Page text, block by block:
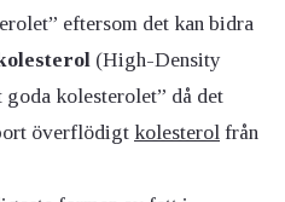
eftersom det kan bidra
(High-Density
kolesterolet” då det
överflödigt kolesterol från